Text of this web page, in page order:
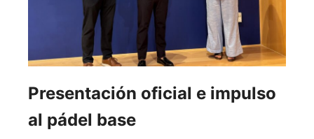
Presentación oficial e impulso
al pádel base